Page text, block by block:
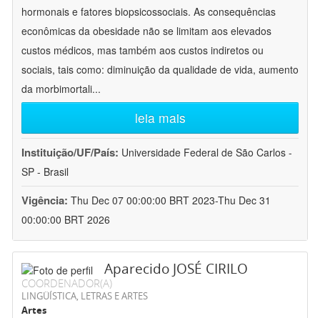
hormonais e fatores biopsicossociais. As consequências
econômicas da obesidade não se limitam aos elevados
custos médicos, mas também aos custos indiretos ou
sociais, tais como: diminuição da qualidade de vida, aumento
da morbimortali...
leia mais
Instituição/UF/País: Universidade Federal de São Carlos -
SP - Brasil
Vigência: Thu Dec 07 00:00:00 BRT 2023-Thu Dec 31
00:00:00 BRT 2026
Aparecido JOSÉ CIRILO
COORDENADOR(A)
LINGÜÍSTICA, LETRAS E ARTES
Artes